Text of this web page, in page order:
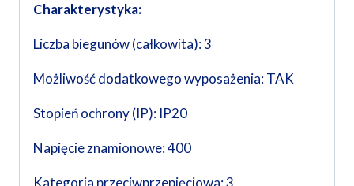
Charakterystyka:
Liczba biegunów (całkowita): 3
Możliwość dodatkowego wyposażenia: TAK
Stopień ochrony (IP): IP20
Napięcie znamionowe: 400
Kategoria przeciwprzepięciowa: 3